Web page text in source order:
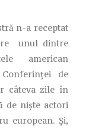
n-a receptat
unul dintre
american
de
câteva zile în
de niște actori
european. Și,